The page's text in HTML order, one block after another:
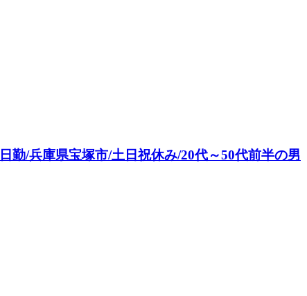
勤/兵庫県宝塚市/土日祝休み/20代～50代前半の男